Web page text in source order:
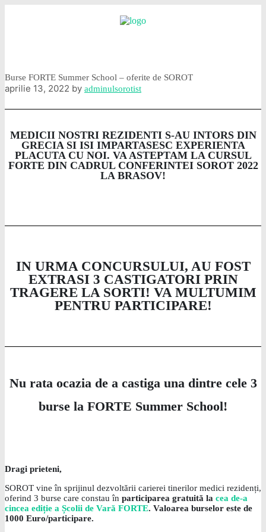
Burse FORTE Summer School – oferite de SOROT
aprilie 13, 2022 by adminulsorotist
MEDICII NOSTRI REZIDENTI S-AU INTORS DIN
GRECIA SI ISI IMPARTASESC EXPERIENTA
PLACUTA CU NOI. VA ASTEPTAM LA CURSUL
FORTE DIN CADRUL CONFERINTEI SOROT 2022
LA BRASOV!
IN URMA CONCURSULUI, AU FOST
EXTRASI 3 CASTIGATORI PRIN
TRAGERE LA SORTI! VA MULTUMIM
PENTRU PARTICIPARE!
Nu rata ocazia de a castiga una dintre cele 3
burse la FORTE Summer School!
Dragi prieteni,
SOROT vine în sprijinul dezvoltării carierei tinerilor medici rezidenți,
oferind 3 burse care constau în participarea gratuită la cea de-a
cincea ediție a Școlii de Vară FORTE. Valoarea burselor este de
1000 Euro/participare.